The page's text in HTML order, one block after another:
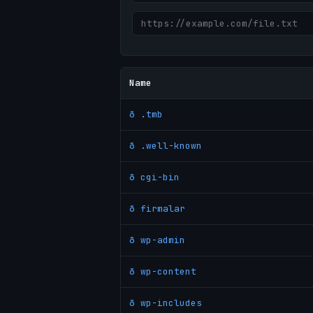
Name
ð .tmb
ð .well-known
ð cgi-bin
ð firmalar
ð wp-admin
ð wp-content
ð wp-includes